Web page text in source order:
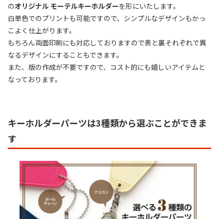
のオリジナル モーテルキーホルダーを形にいたします。
白単色でのプリントも可能ですので、シンプルなデザインもかっ
こよく仕上がります。
もちろん両面印刷にも対応しておりますので表と裏それぞれで異
なるデザインにすることもできます。
また、版の作成が不要ですので、コスト的にも嬉しいアイテムと
なっております。
キーホルダーパーツは3種類から選ぶことができま
す